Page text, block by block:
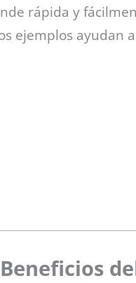
rápida y
ejemplos ayudan
Beneficios